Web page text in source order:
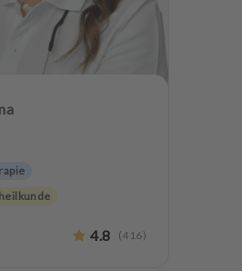
4.8 (416)